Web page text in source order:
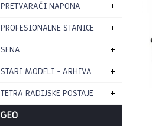
PRETVARAČI NAPONA
PROFESIONALNE STANICE
SENA
STARI MODELI - ARHIVA
TETRA RADIJSKE POSTAJE
GEO